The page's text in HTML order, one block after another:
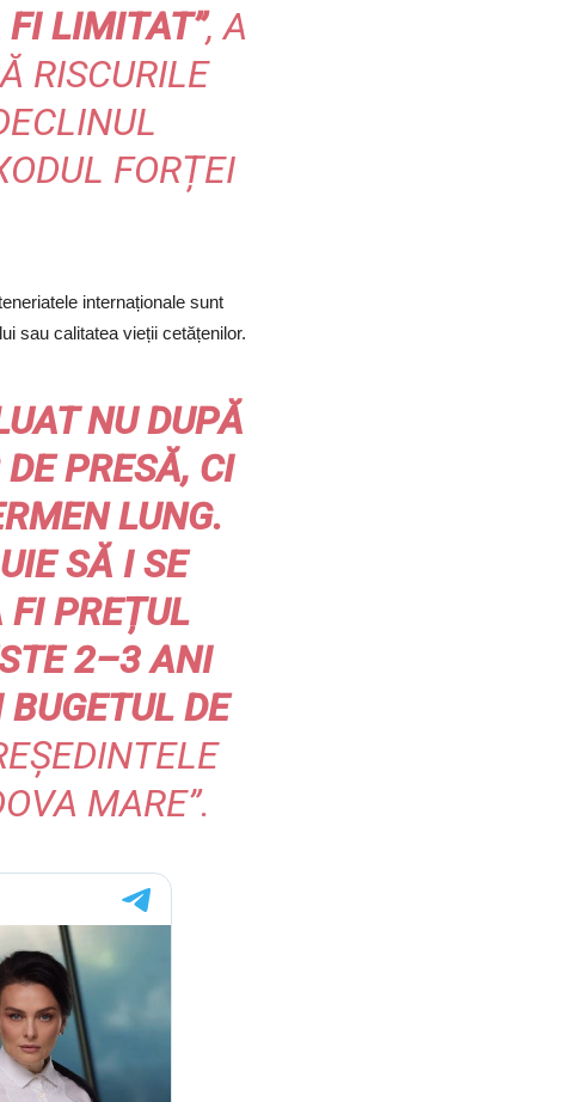
LIMITAT”, A
RISCURILE
FORȚEI
internaționale sunt
sau calitatea vieții cetățenilor.
NU DUPĂ
PRESĂ, CI
LUNG.
SĂ I SE
FI PREȚUL
2–3 ANI
DE
MARE”.